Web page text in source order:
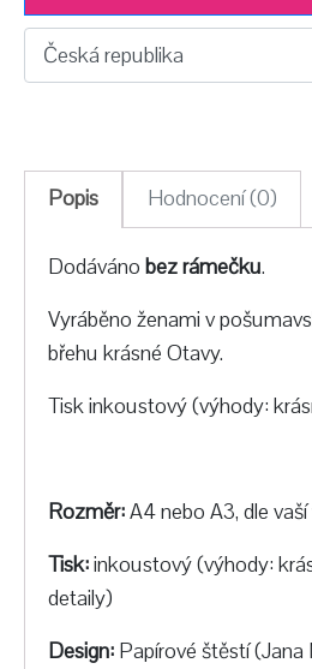
Popis Hodnocení (0)
Dodávánobez rámečku.
Vyráběno ženami v
břehu krásné Otavy.
Tisk inkoustový (výhody:
Rozměr:A4 nebo A3, dle
Tisk:inkoustový (výhody:
detaily)
Design: Papírové štěstí (Jana